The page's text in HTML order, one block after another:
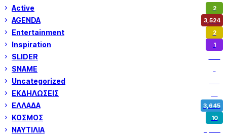
Active 2
AGENDA 3,524
Entertainment 2
Inspiration 1
SLIDER
SNAME
Uncategorized
ΕΚΔΗΛΩΣΕΙΣ
ΕΛΛΑΔΑ 3,645
ΚΟΣΜΟΣ 10
ΝΑΥΤΙΛΙΑ